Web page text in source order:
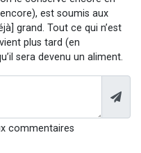
est soumis aux
grand. Tout ce qui n’est
plus tard (en
sera devenu un aliment.
commentaires